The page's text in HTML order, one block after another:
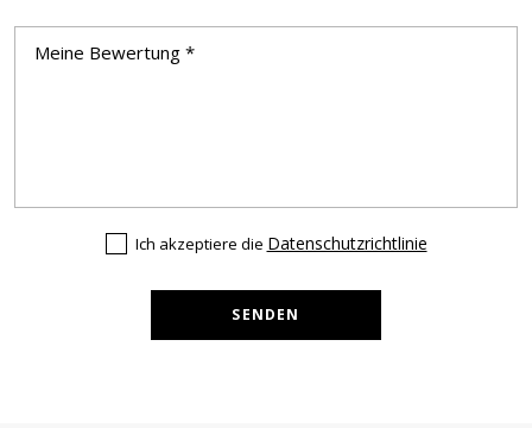
Ich akzeptiere die Datenschutzrichtlinie
SENDEN